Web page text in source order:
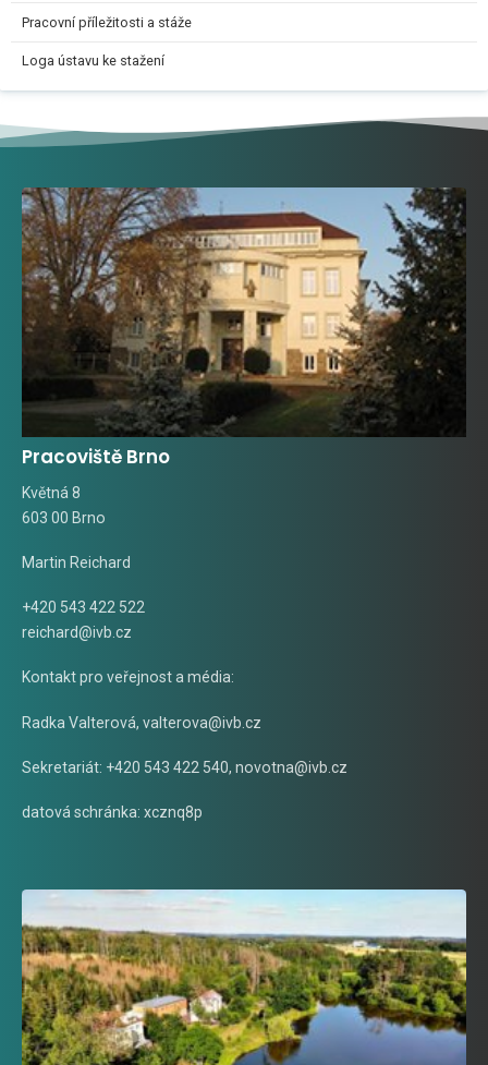
Pracovní příležitosti a stáže
Loga ústavu ke stažení
Pracoviště Brno
Květná 8
603 00 Brno
Martin Reichard
+420 543 422 522
reichard@ivb.cz
Kontakt pro veřejnost a média:
Radka Valterová, valterova@ivb.cz
Sekretariát: +420 543 422 540, novotna@ivb.cz
datová schránka: xcznq8p